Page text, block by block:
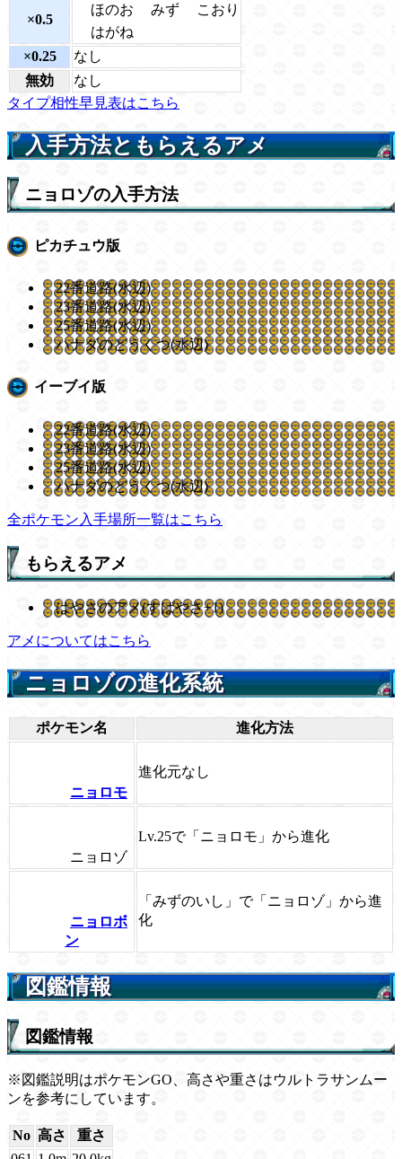
×0.5
ほのお みず
こおり
はがね
×0.25
なし
無効
なし
タイプ相性早見表はこちら
入手方法ともらえるアメ
ニョロゾの入手方法
ピカチュウ版
22番道路(水辺)
23番道路(水辺)
25番道路(水辺)
ハナダのどうくつ(水辺)
イーブイ版
22番道路(水辺)
23番道路(水辺)
25番道路(水辺)
ハナダのどうくつ(水辺)
全ポケモン入手場所一覧はこちら
もらえるアメ
はやさのアメ(すばやさ+1)
アメについてはこちら
ニョロゾの進化系統
ポケモン名 進化方法
ニョロモ
進化元なし
ニョロゾ
Lv.25で「ニョロモ」から進化
ニョロボ
ン
「みずのいし」で「ニョロゾ」から進
化
図鑑情報
図鑑情報
※図鑑説明はポケモンGO、高さや重さはウルトラサンムー
ンを参考にしています。
No 高さ
重さ